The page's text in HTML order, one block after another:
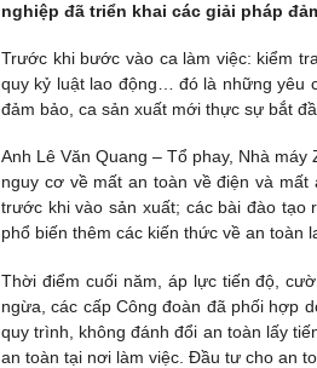
nghiệp đã triển khai các giải pháp
Trước khi bước vào ca làm việc: kiểm
quy kỷ luật lao động… đó là những yêu
đảm bảo, ca sản xuất mới thực sự bắt
Anh Lê Văn Quang – Tổ phay, Nhà
nguy cơ về mất an toàn về điện và
trước khi vào sản xuất; các bài đào
phổ biến thêm các kiến thức về an toàn
Thời điểm cuối năm, áp lực tiến độ,
ngừa, các cấp Công đoàn đã phối hợp
quy trình, không đánh đổi an toàn lấy
an toàn tại nơi làm việc. Đầu tư cho an